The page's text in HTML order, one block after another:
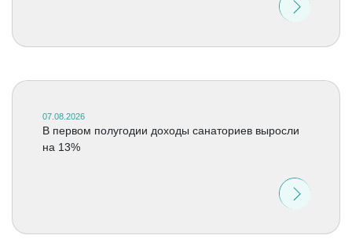
07.08.2026
В первом полугодии доходы санаториев выросли
на 13%